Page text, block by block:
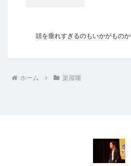
頭を垂れすぎるのもいかがものか
ホーム 楽屋噺